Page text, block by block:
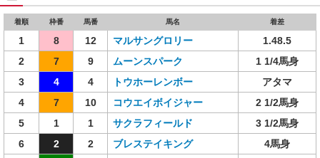
着順 枠番 馬番 馬名 着差
1 8 12 マルサングロリー
1.48.5
2
7 9 ムーンスパーク
1 1/4馬身
3
4 4 トウホーレンボー
アタマ
4
7 10 コウエイボイジャー
2 1/2馬身
5
1 1 サクラフィールド
3 1/2馬身
6
2 2 ブレステイキング
4馬身